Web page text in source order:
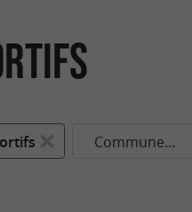
Commune...